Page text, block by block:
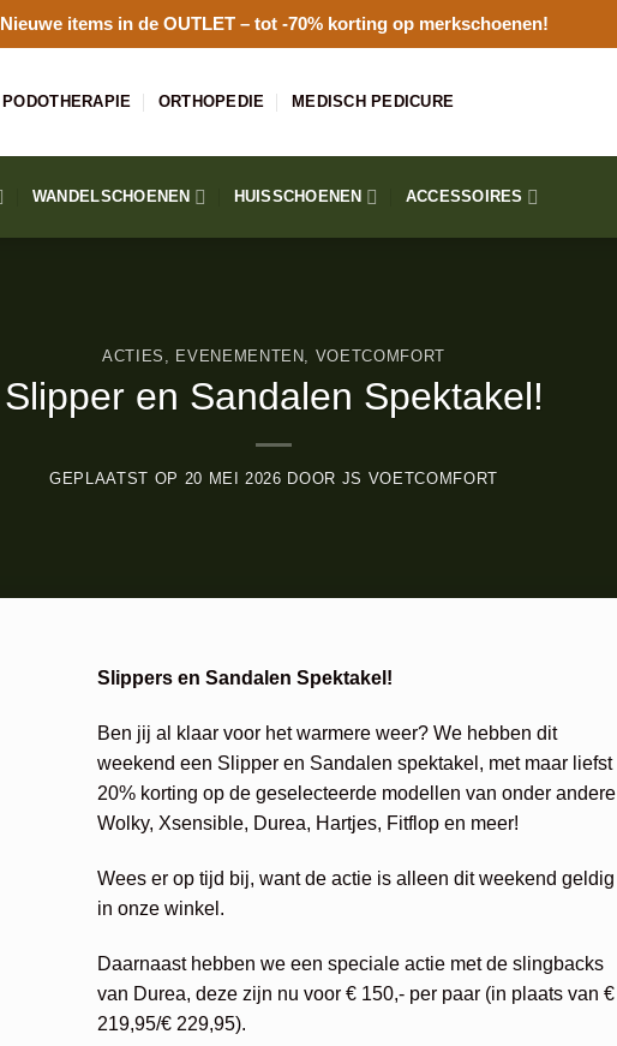
Nieuwe items in de OUTLET– tot -70% korting op merkschoenen!
PODOTHERAPIE ORTHOPEDIE MEDISCH PEDICURE
WANDELSCHOENEN HUISSCHOENEN ACCESSOIRES
ACTIES , EVENEMENTEN, VOETCOMFORT
Slipper en Sandalen Spektakel!
GEPLAATST OP 20 MEI 2026 DOOR JS VOETCOMFORT
Slippers en Sandalen Spektakel!
Ben jij al klaar voor het warmere weer? We hebben dit
weekend een Slipper en Sandalen spektakel, met maar liefst
20% korting op de geselecteerde modellen van onder andere
Wolky, Xsensible, Durea, Hartjes, Fitflop en meer!
Wees er op tijd bij, want de actie is alleen dit weekend geldig
in onze winkel.
Daarnaast hebben we een speciale actie met de slingbacks
van Durea, deze zijn nu voor € 150,- per paar (in plaats van €
219,95/€ 229,95).